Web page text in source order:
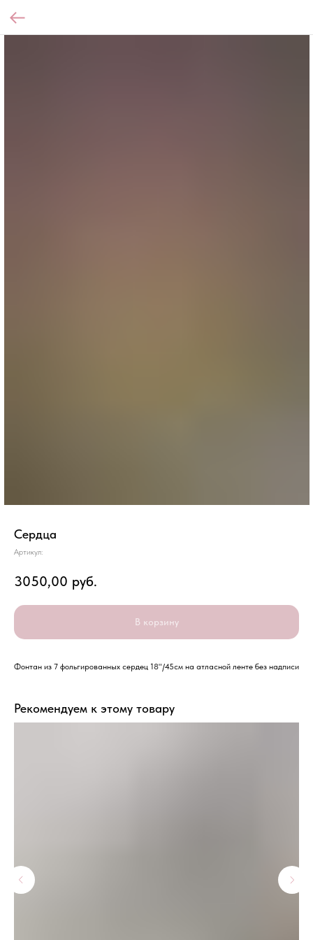
Сердца
Артикул:
3050,00 руб.
В корзину
Фонтан из 7 фольгированных сердец 18"/45см на атласной ленте без надписи
Рекомендуем к этому товару